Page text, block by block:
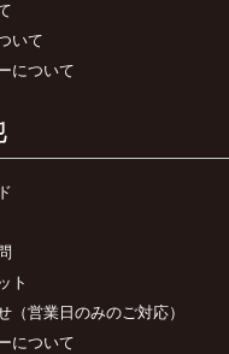
いて
について
ト
（営業日のみのご対応）
について